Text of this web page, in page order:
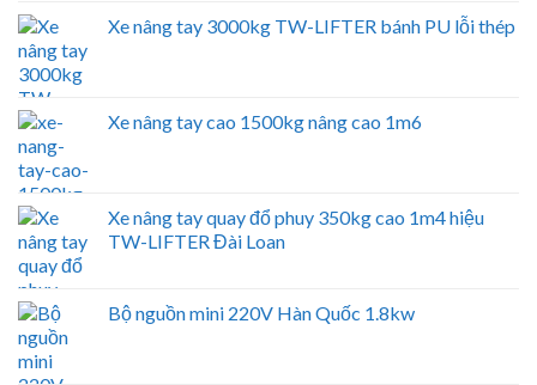
Xe nâng tay 3000kg TW-LIFTER bánh PU lỗi thép
Xe nâng tay cao 1500kg nâng cao 1m6
Xe nâng tay quay đổ phuy 350kg cao 1m4 hiệu
TW-LIFTER Đài Loan
Bộ nguồn mini 220V Hàn Quốc 1.8kw